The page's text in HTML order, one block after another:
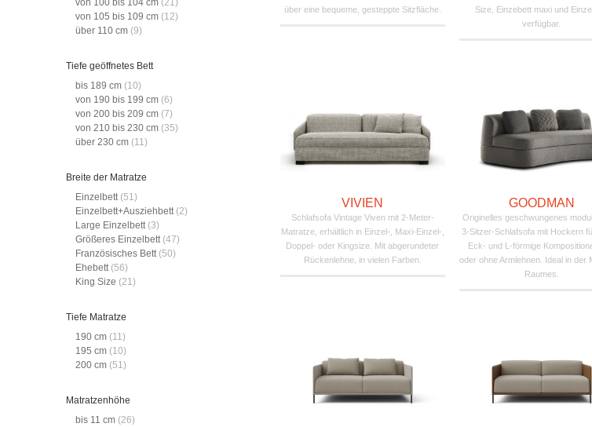
über eine bequeme, gesteppte Sitzfläche.
Size, Einzebett maxi und
verfügbar.
VIVIEN
Schlafsofa Vintage Viven mit 2-Meter-
Matratze, erhältlich in Einzel-, Maxi-Einzel-,
Doppel- oder Kingsize. Mit abgerundeter
Rückenlehne, in vielen Farben.
GOODMAN
Originelles geschwungenes
3-Sitzer-Schlafsofa mit Hockern
Eck- und L-förmige
oder ohne Armlehnen. Ideal in der
Raumes.
von 100 bis 104 cm (21)
von 105 bis 109 cm (12)
über 110 cm (9)
Tiefe geöffnetes Bett
bis 189 cm (10)
von 190 bis 199 cm (6)
von 200 bis 209 cm (7)
von 210 bis 230 cm (35)
über 230 cm (11)
Breite der Matratze
Einzelbett (51)
Einzelbett+Ausziehbett (2)
Large Einzelbett (3)
Größeres Einzelbett (47)
Französisches Bett (50)
Ehebett (56)
King Size (21)
Tiefe Matratze
190 cm (11)
195 cm (10)
200 cm (51)
Matratzenhöhe
bis 11 cm (26)